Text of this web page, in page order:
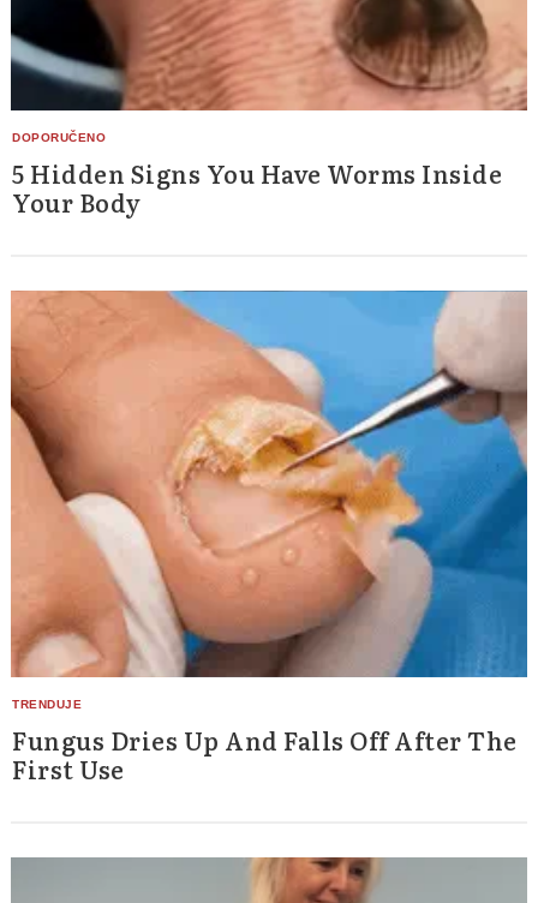
5 Hidden Signs You Have Worms Inside
Your Body
Fungus Dries Up And Falls Off After The
First Use